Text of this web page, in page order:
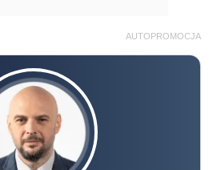
AUTOPROMOCJA